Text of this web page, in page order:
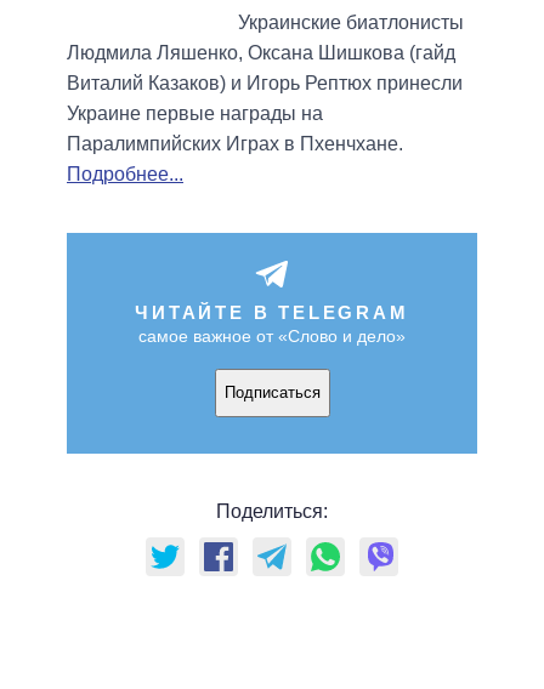
Украинские биатлонисты
Людмила Ляшенко, Оксана Шишкова (гайд
Виталий Казаков) и Игорь Рептюх принесли
Украине первые награды на
Паралимпийских Играх в Пхенчхане.
Подробнее...
ЧИТАЙТЕ В TELEGRAM
самое важное от «Слово и дело»
Подписаться
Поделиться: